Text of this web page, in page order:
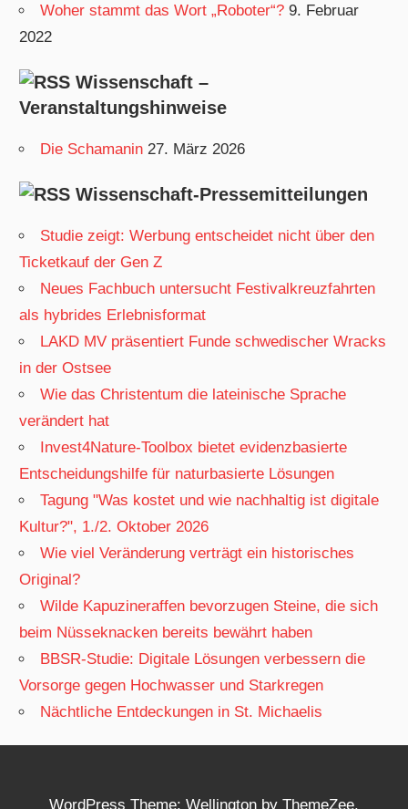
e
Woher stammt das Wort „Roboter“? 9. Februar
2022
Wissenschaft –
Veranstaltungshinweise
Die Schamanin 27. März 2026
Wissenschaft-Pressemitteilungen
Studie zeigt: Werbung entscheidet nicht über den
Ticketkauf der Gen Z
Neues Fachbuch untersucht Festivalkreuzfahrten
als hybrides Erlebnisformat
LAKD MV präsentiert Funde schwedischer Wracks
in der Ostsee
Wie das Christentum die lateinische Sprache
verändert hat
Invest4Nature-Toolbox bietet evidenzbasierte
Entscheidungshilfe für naturbasierte Lösungen
Tagung "Was kostet und wie nachhaltig ist digitale
Kultur?", 1./2. Oktober 2026
Wie viel Veränderung verträgt ein historisches
Original?
Wilde Kapuzineraffen bevorzugen Steine, die sich
beim Nüsseknacken bereits bewährt haben
BBSR-Studie: Digitale Lösungen verbessern die
Vorsorge gegen Hochwasser und Starkregen
Nächtliche Entdeckungen in St. Michaelis
WordPress Theme: Wellington by ThemeZee.